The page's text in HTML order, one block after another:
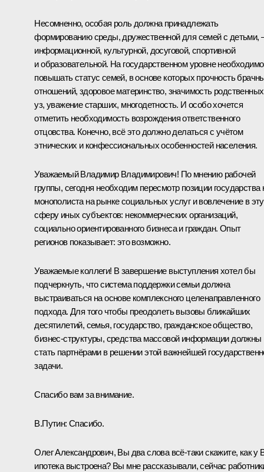
Несомненно, особая роль должна принадлежать
формированию среды, дружественной для семей с детьми,
информационной, культурной, досуговой, спортивной
и образовательной. На государственном уровне необходимо
повышать статус семей, в основе которых прочность
отношений, здоровое материнство, значимость родственных
уз, уважение старших, многодетность. И особо хочется
отметить необходимость возрождения ответственного
отцовства. Конечно, всё это должно делаться с учётом
этнических и конфессиональных особенностей населения.
Уважаемый Владимир Владимирович! По мнению рабочей
группы, сегодня необходим пересмотр позиции государства
монополиста на рынке социальных услуг и вовлечение в эту
сферу иных субъектов: некоммерческих организаций,
социально ориентированного бизнеса и граждан. Опыт
регионов показывает: это возможно.
Уважаемые коллеги! В завершение выступления хотел бы
подчеркнуть, что система поддержки семьи должна
выстраиваться на основе комплексного целенаправленного
подхода. Для того чтобы преодолеть вызовы ближайших
десятилетий, семья, государство, гражданское общество,
бизнес-структуры, средства массовой информации должны
стать партнёрами в решении этой важнейшей
задачи.
Спасибо вам за внимание.
В.Путин: Спасибо.
Олег Александрович, Вы два слова всё‑таки скажите, как у
ипотека выстроена? Вы мне рассказывали, сейчас